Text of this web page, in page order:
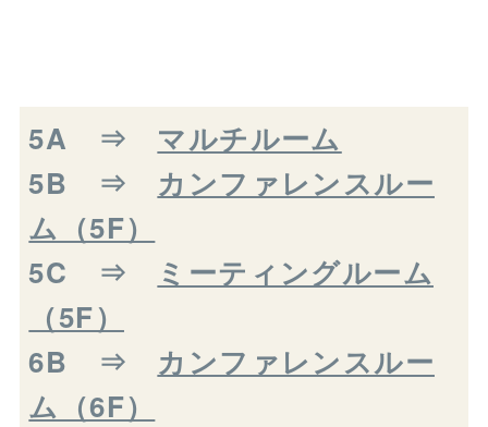
5A ⇒ マルチルーム
5B ⇒ カンファレンスルー
ム（5F）
5C ⇒
ミーティングルーム
（5F）
6B ⇒ カンファレンスルー
ム（6F）